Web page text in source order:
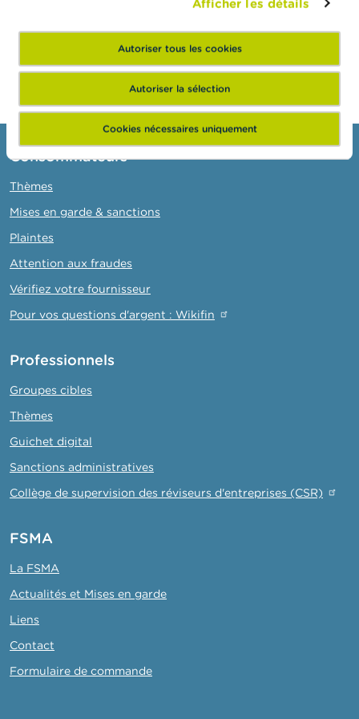
Autoriser tous les cookies
Autoriser la sélection
Cookies nécessaires uniquement
Consommateurs
Thèmes
Mises en garde & sanctions
Plaintes
Attention aux fraudes
Vérifiez votre fournisseur
Pour vos questions d'argent : Wikifin
Professionnels
Groupes cibles
Thèmes
Guichet digital
Sanctions administratives
Collège de supervision des réviseurs d'entreprises (CSR)
FSMA
La FSMA
Actualités et Mises en garde
Liens
Contact
Formulaire de commande